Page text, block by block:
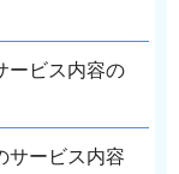
ービス内容の
サービス内容